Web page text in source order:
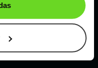
por